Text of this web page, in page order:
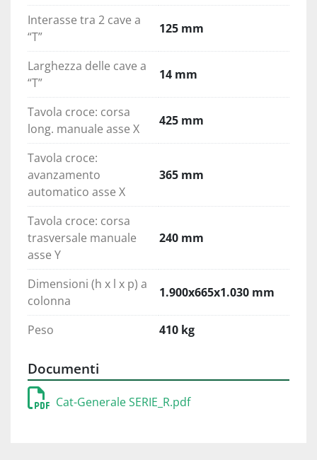
Interasse tra 2 cave a
“T”
125 mm
Larghezza delle cave a
“T”
14 mm
Tavola croce: corsa
long. manuale asse X
425 mm
Tavola croce:
avanzamento
automatico asse X
365 mm
Tavola croce: corsa
trasversale manuale
asse Y
240 mm
Dimensioni (h x l x p) a
colonna
1.900x665x1.030 mm
Peso 410 kg
Documenti
Cat-Generale SERIE_R.pdf